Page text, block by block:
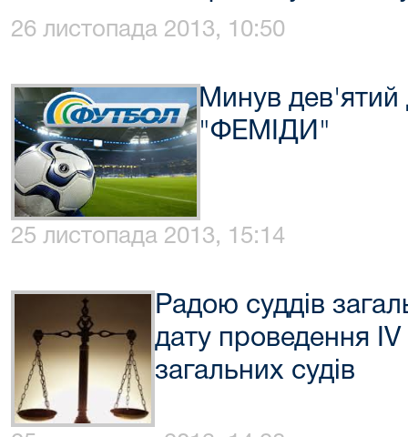
26 листопада 2013, 10:50
Минув дев'ятий
"ФЕМІДИ"
25 листопада 2013, 15:14
Радою суддів
дату проведення IV
загальних судів